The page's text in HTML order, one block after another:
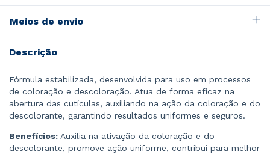
Meios de envio
Descrição
Fórmula estabilizada, desenvolvida para uso em processos
de coloração e descoloração. Atua de forma eficaz na
abertura das cutículas, auxiliando na ação da coloração e do
descolorante, garantindo resultados uniformes e seguros.
Benefícios: Auxilia na ativação da coloração e do
descolorante, promove ação uniforme, contribui para melhor